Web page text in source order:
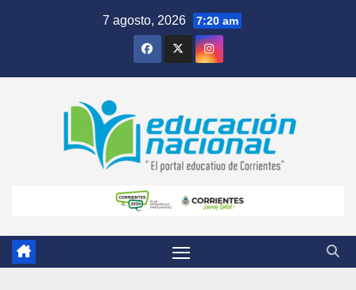
7 agosto, 2026 7:20 am